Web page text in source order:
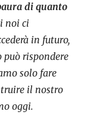
di quanto
noi ci
in futuro,
può rispondere
solo fare
il nostro
oggi.